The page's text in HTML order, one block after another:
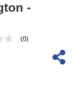
-
(0)